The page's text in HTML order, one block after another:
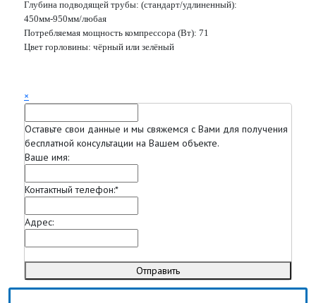
Глубина подводящей трубы: (стандарт/удлиненный):
450мм-950мм/любая
Потребляемая мощность компрессора (Вт): 71
Цвет горловины: чёрный или зелёный
×
Оставьте свои данные и мы свяжемся с Вами для получения
бесплатной консультации на Вашем объекте.
Ваше имя:
Контактный телефон:*
Адрес:
Отправить